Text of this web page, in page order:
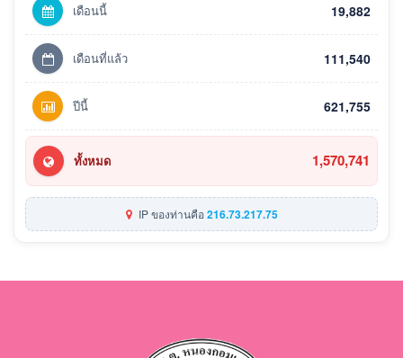
เดือนนี้ 19,882
เดือนที่แล้ว 111,540
ปีนี้ 621,755
ทั้งหมด 1,570,741
IP ของท่านคือ216.73.217.75